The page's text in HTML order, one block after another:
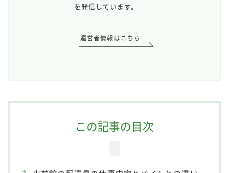
を発信しています。
運営者情報はこちら
この記事の目次